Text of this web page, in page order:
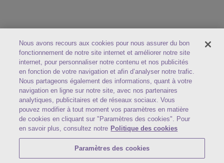
Qui sommes-nous ?
Conditions de livraison
Manger bouger
Nous avons recours aux cookies pour nous assurer du bon
fonctionnement de notre site internet et améliorer notre site
internet, pour personnaliser notre contenu et nos publicités
en fonction de votre navigation et afin d’analyser notre trafic.
Nous partageons également des informations, quant à votre
navigation en ligne sur notre site, avec nos partenaires
analytiques, publicitaires et de réseaux sociaux. Vous
pouvez modifier à tout moment vos paramètres en matière
de cookies en cliquant sur "Paramètres des cookies". Pour
en savoir plus, consultez notre Politique des cookies
Paramètres des cookies